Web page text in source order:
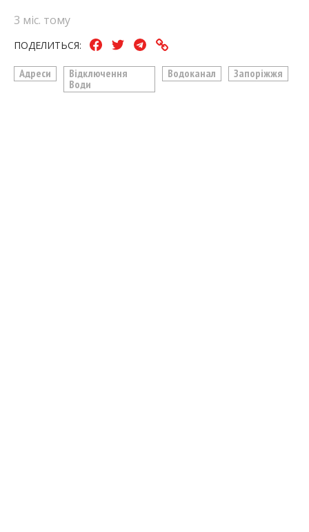
3 міс. тому
ПОДЕЛИТЬСЯ:
Адреси
Відключення
Води
Водоканал Запоріжжя